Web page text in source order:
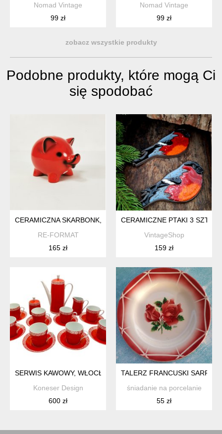
Nomad Vintage
99 zł
Nomad Vintage
99 zł
zobacz wszystkie produkty
Podobne produkty, które mogą Ci
się spodobać
CERAMICZNA SKARBONK, GOEBEL, NIEMCY LATA 70.
RE-FORMAT
165 zł
CERAMICZNE PTAKI 3
VintageShop
159 zł
SERWIS KAWOWY, WŁOCŁAWEK, LATA 70.
Koneser Design
600 zł
TALERZ FRANCUSKI
śniadanie na porcelanie
55 zł